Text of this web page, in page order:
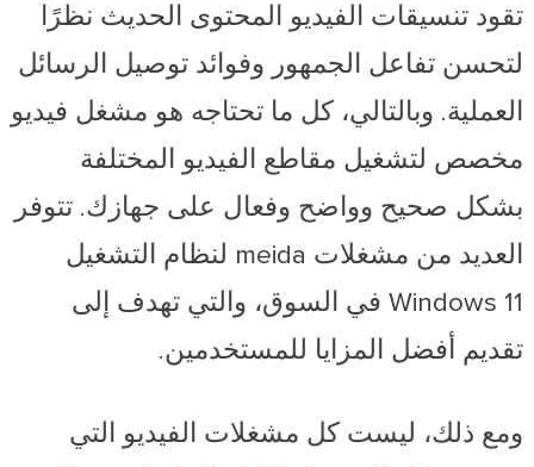
تقود تنسيقات الفيديو المحتوى الحديث نظرًا
لتحسن تفاعل الجمهور وفوائد توصيل الرسائل
العملية. وبالتالي، كل ما تحتاجه هو مشغل فيديو
مخصص لتشغيل مقاطع الفيديو المختلفة
بشكل صحيح وواضح وفعال على جهازك. تتوفر
العديد من مشغلات meida لنظام التشغيل
Windows 11 في السوق، والتي تهدف إلى
تقديم أفضل المزايا للمستخدمين.
ومع ذلك، ليست كل مشغلات الفيديو التي